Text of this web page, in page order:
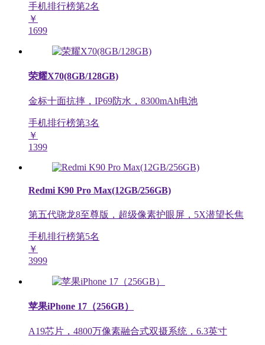
手机排行榜第2名
￥
1699
荣耀X70(8GB/128GB)
金标十面抗摔，IP69防水，8300mAh电池
手机排行榜第3名
￥
1399
Redmi K90 Pro Max(12GB/256GB)
第五代骁龙8至尊版，超级像素护眼屏，5X潜望长焦
手机排行榜第5名
￥
3999
苹果iPhone 17（256GB）
A19芯片，4800万像素融合式双摄系统，6.3英寸